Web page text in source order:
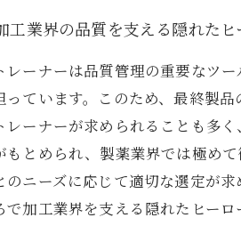
工業界の品質を支える隠れたヒ
ーナーは品質管理の重要なツ
ています。このため、最終製
レーナーが求められることも多
とめられ、製薬業界では極め
ニーズに応じて適切な選定が
加工業界を支える隠れたヒーロ